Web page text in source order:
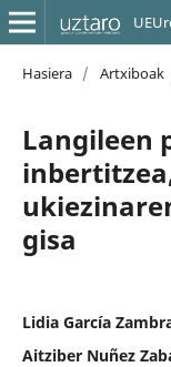
Hasiera / Artxiboak
Langileen
gisa
Lidia García
Aitziber Nuñez